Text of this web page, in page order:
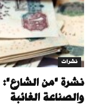
نشرات
نشرة "من الشارع":
والصناعة الغائبة